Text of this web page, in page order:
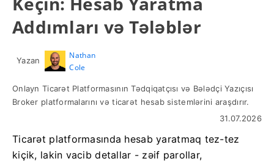
Addımları və Tələblər
Yazan
Nathan
Cole
Onlayn Ticarət Platformasının Tədqiqatçısı və Bələdçi Yazıçısı
Broker platformalarını və ticarət hesab sistemlərini araşdırır.
31.07.2026
Ticarət platformasında hesab yaratmaq tez-tez
kiçik, lakin vacib detallar - zəif parollar,